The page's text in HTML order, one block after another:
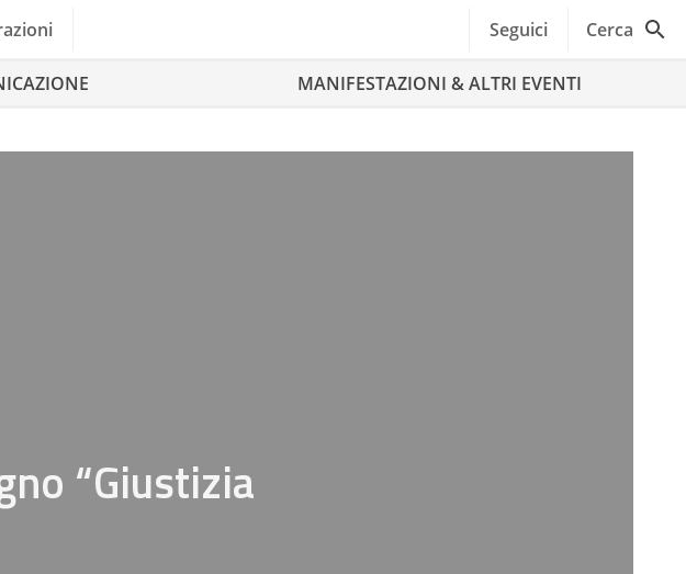
Seguici Cerca
MANIFESTAZIONI & ALTRI EVENTI
“Giustizia